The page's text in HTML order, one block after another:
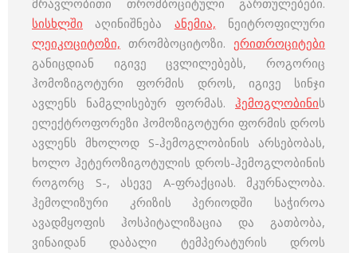
მრავლობითი თრომბოციტული გართულებები.
სისხლში აღინიშნება ანემია, ნეიტროფილური
ლეიკოციტოზი, თრომბოციტოზი. ერითროციტები
განიცდიან იგივე ცვლილებებს, როგორიც
ჰომოზიგოტური ფორმის დროს, იგივე სინჯი
ავლენს ნამგლისებურ ფორმას. ჰემოგლობინის
ელექტროფორეზი ჰომოზიგოტური ფორმის დროს
ავლენს მხოლოდ S-ჰემოგლობინის არსებობას,
ხოლო ჰეტეროზიგოტულის დროს-ჰემოგლობინის
როგორც S-, ასევე А-ფრაქციას. მკურნალობა.
ჰემოლიზური კრიზის პერიოდში საჭიროა
ავადმყოფის ჰოსპიტალიზაცია და გათბობა,
ვინაიდან დაბალი ტემპერატურის დროს